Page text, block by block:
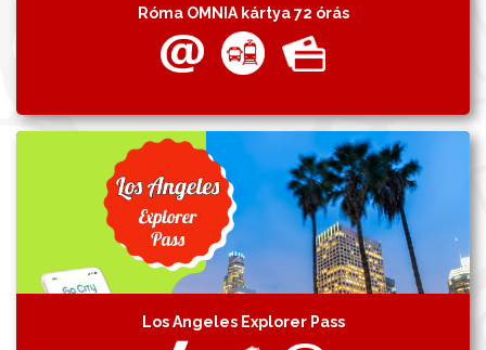
Róma OMNIA kártya 72 órás
Los Angeles Explorer Pass